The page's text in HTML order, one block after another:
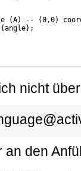
(A) -- (0,0)
{angle} ;
nicht
an den